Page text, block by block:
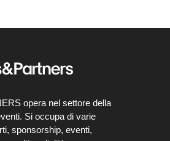
opera nel settore della
Si occupa di varie
sponsorship, eventi,